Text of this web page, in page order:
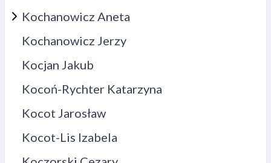
Kochanowicz Aneta
Kochanowicz Jerzy
Kocjan Jakub
Kocoń-Rychter Katarzyna
Kocot Jarosław
Kocot-Lis Izabela